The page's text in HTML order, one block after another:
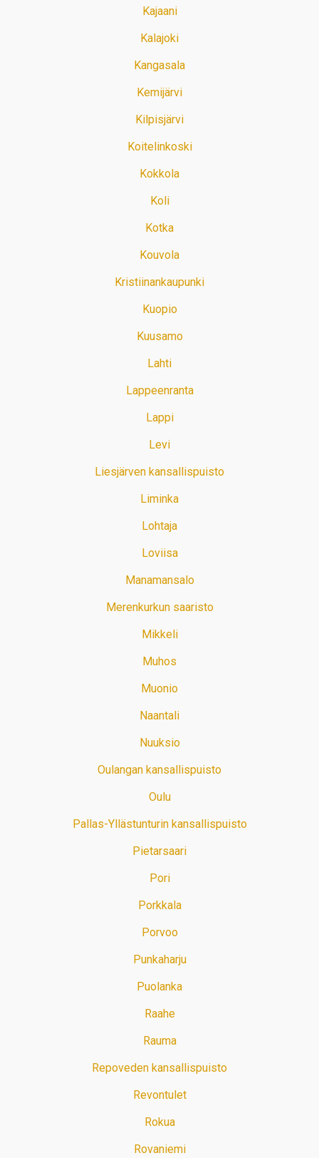
Kajaani
Kalajoki
Kangasala
Kemijärvi
Kilpisjärvi
Koitelinkoski
Kokkola
Koli
Kotka
Kouvola
Kristiinankaupunki
Kuopio
Kuusamo
Lahti
Lappeenranta
Lappi
Levi
Liesjärven kansallispuisto
Liminka
Lohtaja
Loviisa
Manamansalo
Merenkurkun saaristo
Mikkeli
Muhos
Muonio
Naantali
Nuuksio
Oulangan kansallispuisto
Oulu
Pallas-Yllästunturin kansallispuisto
Pietarsaari
Pori
Porkkala
Porvoo
Punkaharju
Puolanka
Raahe
Rauma
Repoveden kansallispuisto
Revontulet
Rokua
Rovaniemi